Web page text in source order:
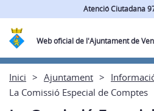
Atenció Ciutadana
Web oficial de l'Ajuntament de
Inici Ajuntament
La Comissió Especial de Comptes